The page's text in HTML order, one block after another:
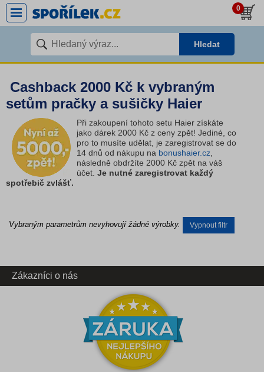
0
Hledat
Cashback 2000 Kč k vybraným
setům pračky a sušičky Haier
Při zakoupení tohoto setu Haier získáte
jako dárek 2000 Kč z ceny zpět! Jediné, co
pro to musíte udělat, je zaregistrovat se do
14 dnů od nákupu na bonushaier.cz
následně obdržíte 2000 Kč zpět na váš
účet. Je nutné zaregistrovat každý
spotřebič zvlášť.
Vybraným parametrům nevyhovují žádné výrobky. Vypnout filtr
Zákazníci o nás